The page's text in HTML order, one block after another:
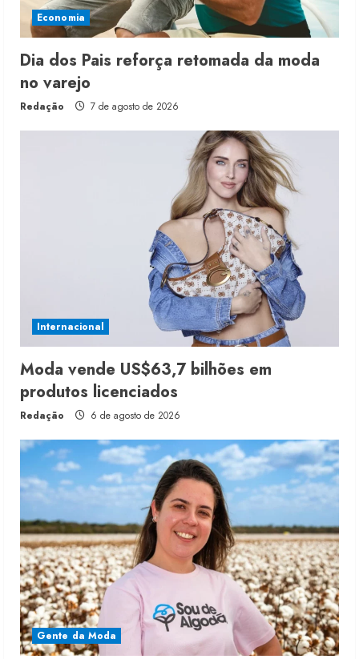
Economia
Dia dos Pais reforça retomada da moda
no varejo
Redação 7 de agosto de 2026
Internacional
Moda vende US$63,7 bilhões em
produtos licenciados
Redação 6 de agosto de 2026
Gente da Moda